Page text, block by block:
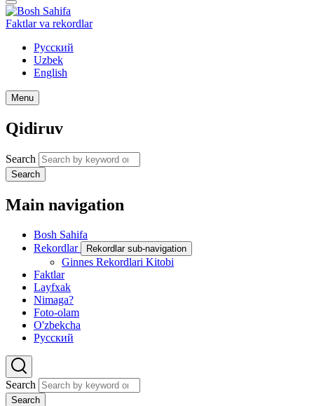
Faktlar va rekordlar
Русский
Uzbek
English
Menu
Qidiruv
Search
Search
Main navigation
Bosh Sahifa
Rekordlar
Rekordlar sub-navigation
Ginnes Rekordlari Kitobi
Faktlar
Layfxak
Nimaga?
Foto-olam
O'zbekcha
Русский
Search
Search